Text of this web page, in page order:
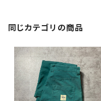
同じカテゴリの商品